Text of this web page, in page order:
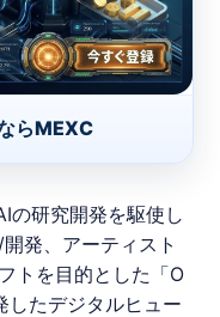
らMEXC
の研究開発を駆使し
発、アーティスト
トを目的とした「O
たデジタルヒュー